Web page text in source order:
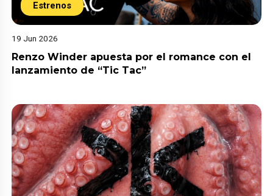
Estrenos
19 Jun 2026
Renzo Winder apuesta por el romance con el
lanzamiento de “Tic Tac”